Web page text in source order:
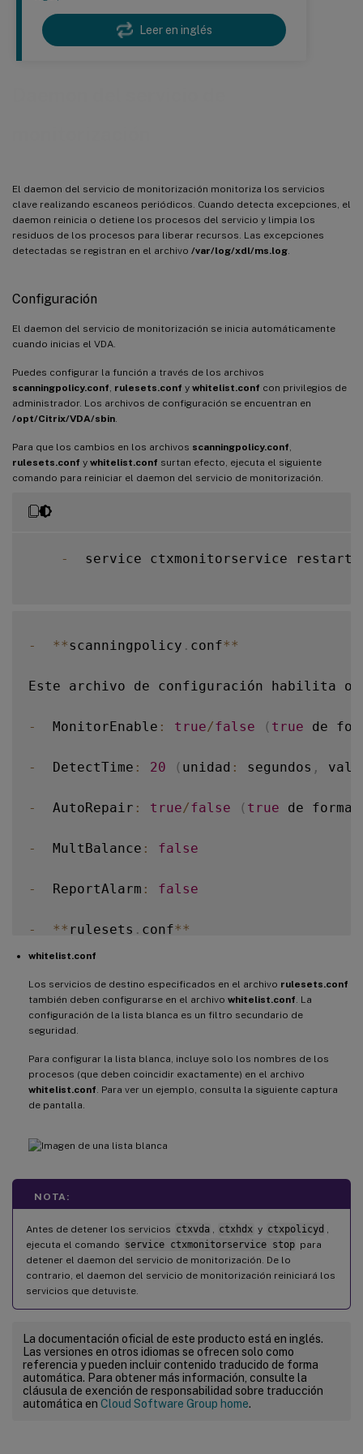
Leer en inglés
El daemon del servicio de monitorización monitoriza los servicios
clave realizando escaneos periódicos. Cuando detecta excepciones, el
daemon reinicia o detiene los procesos del servicio y limpia los
residuos de los procesos para liberar recursos. Las excepciones
detectadas se registran en el archivo /var/log/xdl/ms.log
Configuración
El daemon del servicio de monitorización se inicia automáticamente
cuando inicias el VDA.
Puedes configurar la función a través de los archivos
scanningpolicy.conf rulesets.conf y whitelist.conf con privilegios de
administrador. Los archivos de configuración se encuentran en
/opt/Citrix/VDA/sbin
Para que los cambios en los archivos scanningpolicy.conf
rulesets.conf y whitelist.conf surtan efecto, ejecuta el siguiente
comando para reiniciar el daemon del servicio de monitorización.
-
  service ctxmonitorservice restart
- **scanningpolicy . conf**
Este archivo de configuración habilita o
-
  MonitorEnable
: true/false ( true de
-
  DetectTime
: 20 ( unidad : segundos ,
-
  AutoRepair
: true/false ( true de forma
-
  MultBalance
: false
-
  ReportAlarm
: false
- ** rulesets . conf**
![Imagen de cuatro servicios
-
  MonitorUser
: all
-
  Operation
: 1/2/4/8 (1 = detiene el
-
  DBRecord
: false
whitelist.conf
Los servicios de destino especificados en el archivo rulesets.conf
también deben configurarse en el archivo whitelist.conf . La
configuración de la lista blanca es un filtro secundario de
seguridad.
Para configurar la lista blanca, incluye solo los nombres de los
procesos (que deben coincidir exactamente) en el archivo
whitelist.conf . Para ver un ejemplo, consulta la siguiente captura
de pantalla.
NOTA:
Antes de detener los servicios ctxvda ctxhdx y ctxpolicyd
ejecuta el comando service ctxmonitorservice stop para
detener el daemon del servicio de monitorización. De lo
contrario, el daemon del servicio de monitorización reiniciará los
servicios que detuviste.
La documentación oficial de este producto está en inglés.
Las versiones en otros idiomas se ofrecen solo como
referencia y pueden incluir contenido traducido de forma
automática. Para obtener más información, consulte la
cláusula de exención de responsabilidad sobre traducción
automática en Cloud Software Group home.